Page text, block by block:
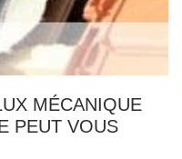
MÉCANIQUE
PEUT VOUS